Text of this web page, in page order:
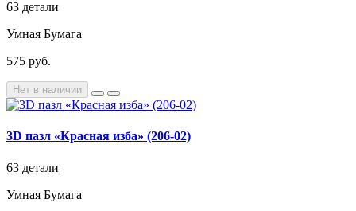
63 детали
Умная Бумага
575 руб.
Нет в наличии
3D пазл «Красная изба» (206-02)
63 детали
Умная Бумага